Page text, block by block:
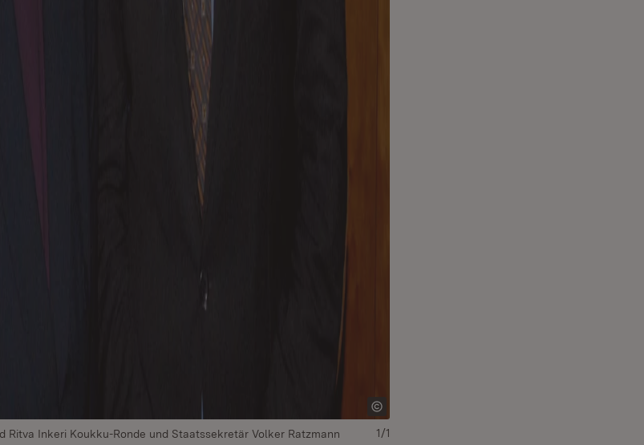
Ritva Inkeri Koukku-Ronde und Staatssekretär Volker Ratzmann 1/1